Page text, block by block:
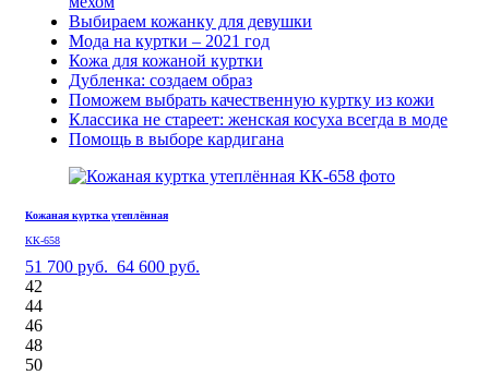
Выбираем кожанку для девушки
Мода на куртки – 2021 год
Кожа для кожаной куртки
Дубленка: создаем образ
Поможем выбрать качественную куртку из кожи
Классика не стареет: женская косуха всегда в моде
Помощь в выборе кардигана
Кожаная куртка утеплённая
КК-658
51 700 руб. 64 600 руб.
42
44
46
48
50